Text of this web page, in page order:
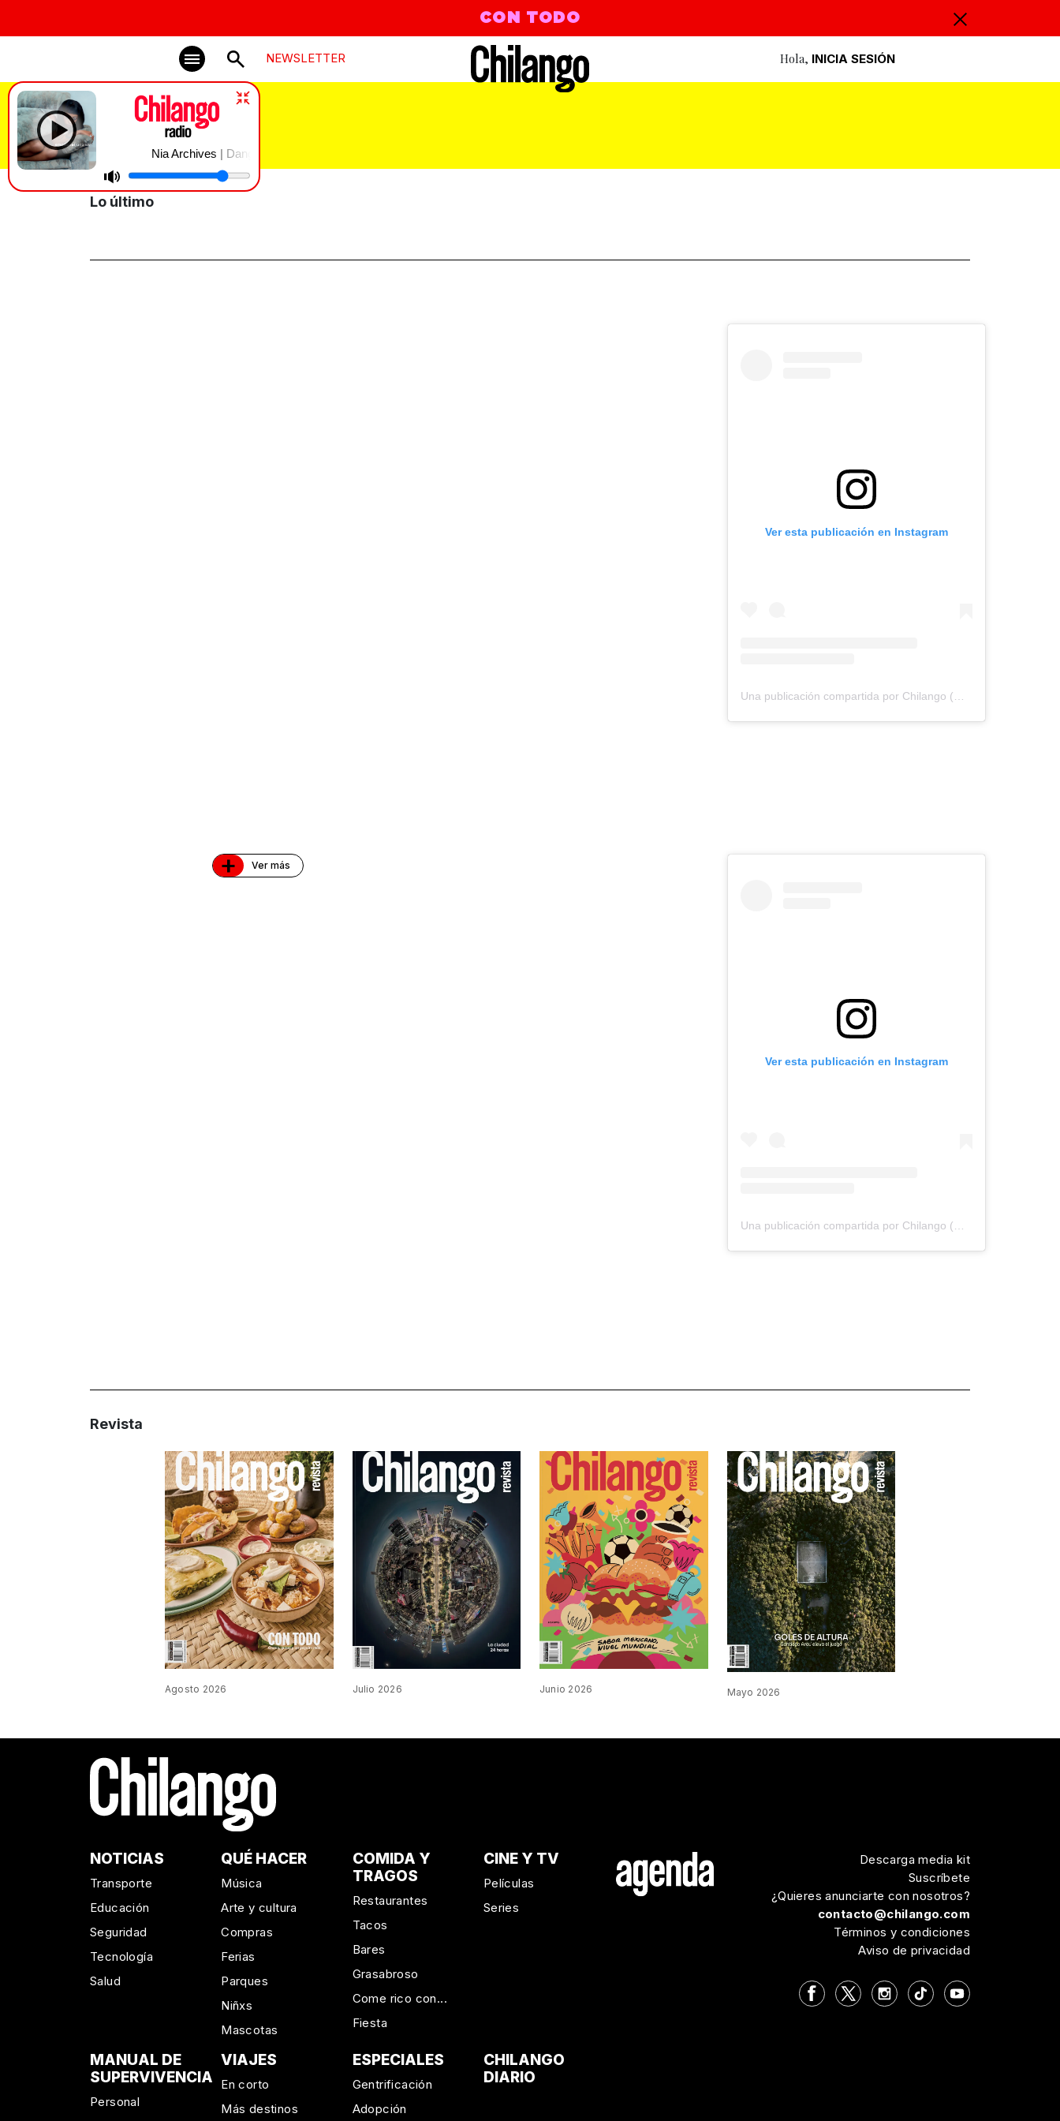
CON TODO
NEWSLETTER Hola, INICIA SESIÓN
Nia Archives | Danger
Smash Mouth
Lo último
Ver esta publicación en Instagram
+ Ver más
Ver esta publicación en Instagram
Una publicación compartida por Chilango (@chilangocom)
Revista
Agosto 2026 Julio 2026 Junio 2026 Mayo 2026
NOTICIAS
Transporte
Educación
Seguridad
Tecnología
Salud
QUÉ HACER
Música
Arte y cultura
Compras
Ferias
Parques
Niñxs
Mascotas
COMIDA Y
TRAGOS
Restaurantes
Tacos
Bares
Grasabroso
Come rico con...
Fiesta
CINE Y TV
Películas
Series
MANUAL DE
SUPERVIVENCIA
Personal
VIAJES
En corto
Más destinos
ESPECIALES
Gentrificación
Adopción
CHILANGO
DIARIO
Descarga media kit
Suscríbete
¿Quieres anunciarte con nosotros?
contacto@chilango.com
Términos y condiciones
Aviso de privacidad